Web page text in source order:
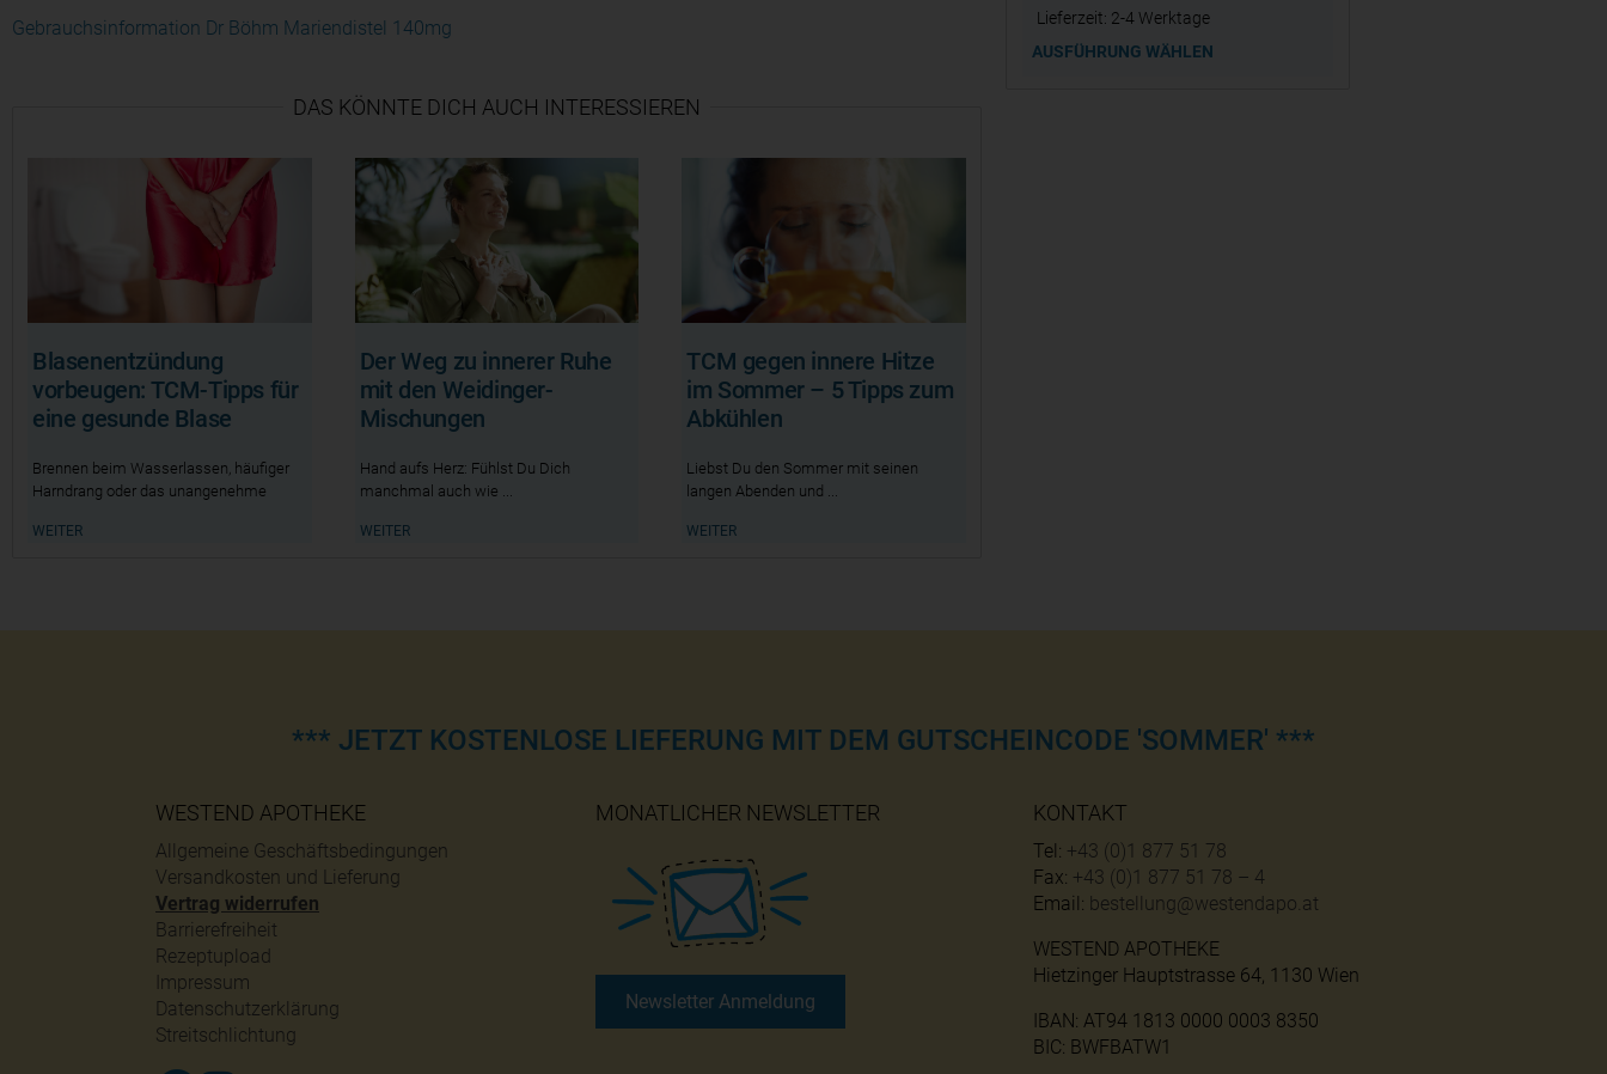
Gebrauchsinformation Dr Böhm Mariendistel 140mg
DAS KÖNNTE DICH AUCH INTERESSIEREN
Blasenentzündung
vorbeugen: TCM-Tipps für
eine gesunde Blase
Brennen beim Wasserlassen, häufiger
Harndrang oder das unangenehme
WEITER
Der Weg zu innerer Ruhe
mit den Weidinger-
Mischungen
Hand aufs Herz: Fühlst Du Dich
manchmal auch wie
WEITER
TCM gegen innere Hitze
im Sommer – 5 Tipps zum
Abkühlen
Liebst Du den Sommer mit seinen
langen Abenden und
WEITER
Lieferzeit: 2-4 Werktage
AUSFÜHRUNG WÄHLEN
*** JETZT KOSTENLOSE LIEFERUNG MIT DEM GUTSCHEINCODE 'SOMMER' ***
WESTEND APOTHEKE
Allgemeine Geschäftsbedingungen
Versandkosten und Lieferung
Vertrag widerrufen
Barrierefreiheit
Rezeptupload
Impressum
Datenschutzerklärung
Streitschlichtung
MONATLICHER NEWSLETTER
Newsletter Anmeldung
KONTAKT
Tel: +43 (0)1 877 51 78
Fax: +43 (0)1 877 51 78 – 4
Email: bestellung@westendapo.at
WESTEND APOTHEKE
Hietzinger Hauptstrasse 64, 1130 Wien
IBAN: AT94 1813 0000 0003 8350
BIC: BWFBATW1